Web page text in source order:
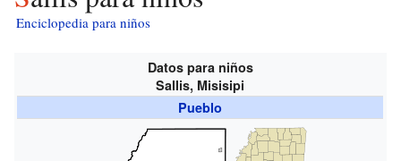
Enciclopedia para niños
Datos para niños
Sallis, Misisipi
Pueblo